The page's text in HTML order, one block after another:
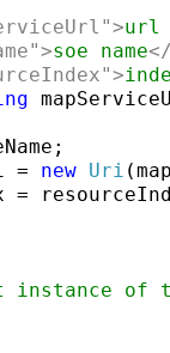
>url
>soe name
>
= new Uri
instance of